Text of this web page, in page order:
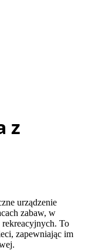
z
urządzenie
zabaw, w
rekreacyjnych. To
zapewniając im